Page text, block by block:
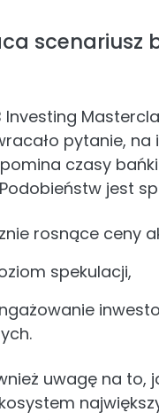
scenariusz
Investing
pytanie, na
czasy bańki
jest
rosnące ceny
spekulacji,
uwagę na to,